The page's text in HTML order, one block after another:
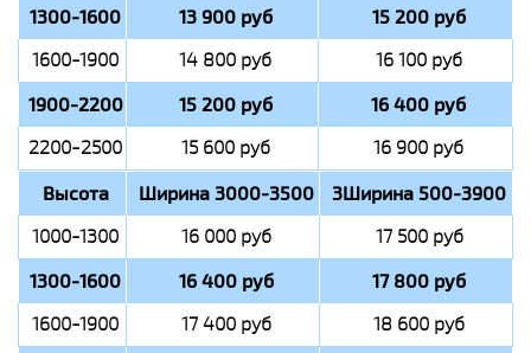
1300-1600 13 900 руб 15 200 руб
1600-1900 14 800 руб 16 100 руб
1900-2200 15 200 руб 16 400 руб
2200-2500 15 600 руб 16 900 руб
Высота Ширина 3000-3500 3Ширина 500-3900
1000-1300 16 000 руб 17 500 руб
1300-1600 16 400 руб 17 800 руб
1600-1900 17 400 руб 18 600 руб